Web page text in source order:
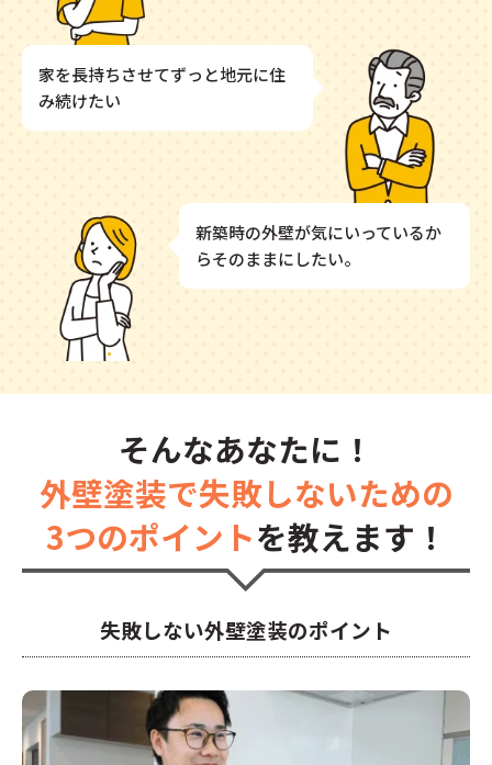
家を長持ちさせてずっと地元に住
み続けたい
新築時の外壁が気にいっているか
らそのままにしたい。
そんなあなたに！
外壁塗装で失敗しないための
3つのポイントを教えます！
失敗しない外壁塗装のポイント